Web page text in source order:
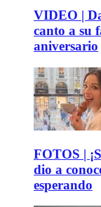
VIDEO |
canto a su
aniversario
FOTOS |
dio a
esperando